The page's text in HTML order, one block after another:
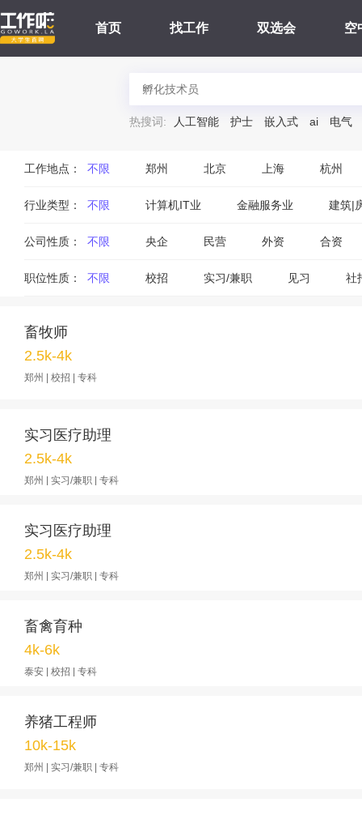
首页 找工作 双选会 空
热搜词: 人工智能 护士 嵌入式 ai 电气
工作地点： 不限 郑州 北京 上海 杭州
行业类型： 不限 计算机IT业 金融服务业 建筑|
公司性质： 不限 央企 民营 外资 合资
职位性质： 不限 校招 实习/兼职 见习 社
畜牧师
2.5k-4k
郑州 | 校招 | 专科
实习医疗助理
2.5k-4k
郑州 | 实习/兼职 | 专科
实习医疗助理
2.5k-4k
郑州 | 实习/兼职 | 专科
畜禽育种
4k-6k
泰安 | 校招 | 专科
养猪工程师
10k-15k
郑州 | 实习/兼职 | 专科